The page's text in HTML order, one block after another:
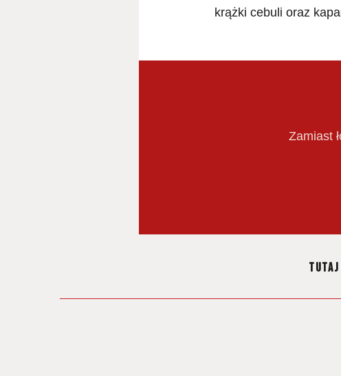
krążki cebuli oraz
Zamiast